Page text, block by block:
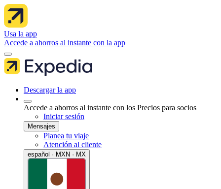
Usa la app
Accede a ahorros al instante con la app
Descargar la app
Accede a ahorros al instante con los Precios para socios
Iniciar sesión
Mensajes
Planea tu viaje
Atención al cliente
español · MXN · MX